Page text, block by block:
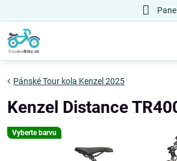
Vyberte barvu
Pánské Tour kola Kenzel 2025
Kenzel Distance